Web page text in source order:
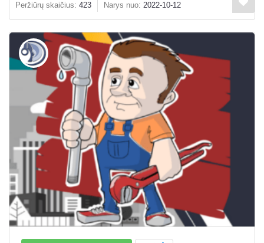
Peržiūrų skaičius: 423 Narys nuo: 2022-10-12